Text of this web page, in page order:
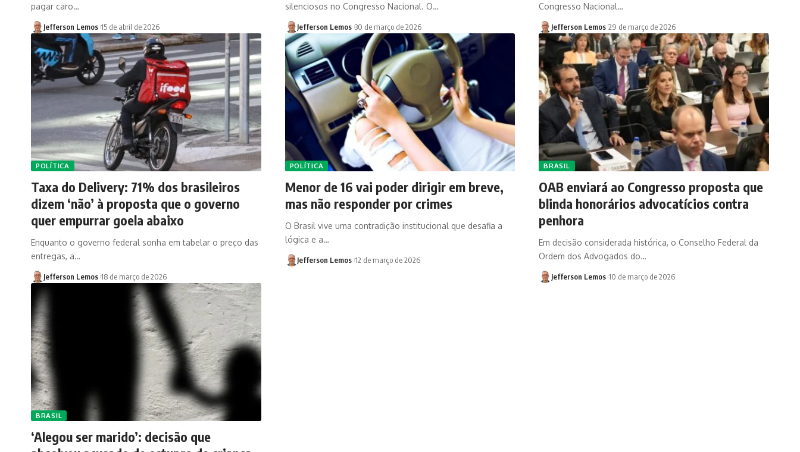
pagar caro…
Jefferson Lemos 15 de abril de 2026
silenciosos no Congresso Nacional. O…
Jefferson Lemos 30 de março de 2026
Congresso Nacional…
Jefferson Lemos 29 de março de 2026
POLÍTICA
Taxa do Delivery: 71% dos brasileiros
dizem ‘não’ à proposta que o governo
quer empurrar goela abaixo
Enquanto o governo federal sonha em tabelar o preço das
entregas, a…
Jefferson Lemos 18 de março de 2026
POLÍTICA
Menor de 16 vai poder dirigir em breve,
mas não responder por crimes
O Brasil vive uma contradição institucional que desafia a
lógica e a…
Jefferson Lemos 12 de março de 2026
BRASIL
OAB enviará ao Congresso proposta que
blinda honorários advocatícios contra
penhora
Em decisão considerada histórica, o Conselho Federal da
Ordem dos Advogados do…
Jefferson Lemos 10 de março de 2026
BRASIL
‘Alegou ser marido’: decisão que